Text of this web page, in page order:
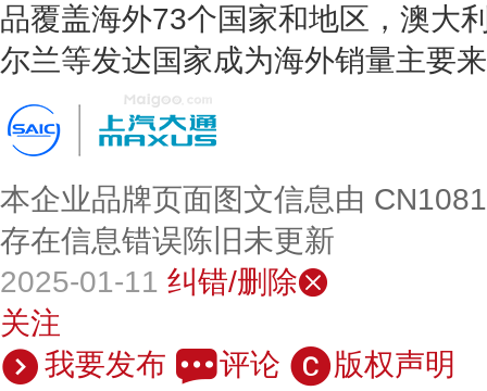
品覆盖海外73个国家和地区，澳大
尔兰等发达国家成为海外销量主要
本企业品牌页面图文信息由
存在信息错误陈旧未更新
2025-01-11 纠错/删除
关注
我要发布
评论 版权声明